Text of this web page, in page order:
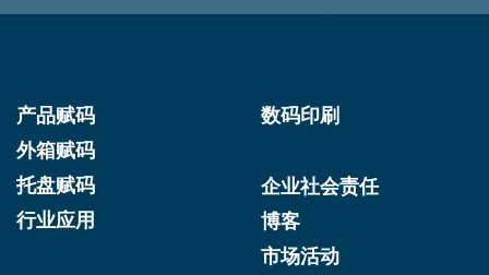
产品赋码
外箱赋码
托盘赋码
行业应用
数码印刷
企业社会责任
博客
市场活动